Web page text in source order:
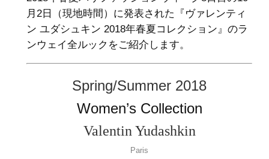
月2日（現地時間）に発表された『ヴァレンティ
ン ユダシュキン 2018年春夏コレクション』のラ
ンウェイ全ルックをご紹介します。
Spring/Summer 2018
Women’s Collection
Valentin Yudashkin
Paris